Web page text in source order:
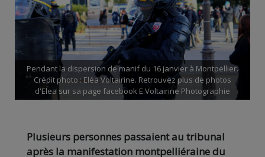
Pendant la dispersion de manif du 16 janvier à Montpellier.
Crédit photo : Eléa Voltairine. Retrouvez plus de photos
d'Elea sur sa page facebook E.Voltairine Photographie
Plusieurs personnes passaient au tribunal
après la manifestation montpelliéraine du